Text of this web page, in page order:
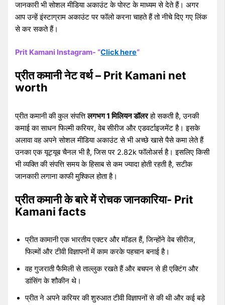
जानकारी भी सोशल मीडिया अकाउंट के पोस्ट के माध्यम से देते हैं। अगर
आप उन्हें इंस्टाग्राम अकाउंट पर फॉलो करना चाहते हैं तो नीचे दिए गए लिंक
से कर सकते हैं।
Prit Kamani Instagram- “Click here“
प्रीत कमानी नेट वर्थ – Prit Kamani net
worth
प्रीत कमानी की कुल संपत्तिलगभग 1 मिलियन डॉलरहो सकती है, उनकी
कमाई का साधन फिल्मी करियर, वेब सीरीज और एडवर्टाइजमेंट है। इसके
अलावा वह अपने सोशल मीडिया अकाउंट से भी अच्छे खासे पैसे कमा लेते हैं
उनका एक यूट्यूब चैनल भी है, जिस पर 2.82k फॉलोअर्स है। इसलिए किसी
भी व्यक्ति की संपत्ति समय के हिसाब से कम ज्यादा होती रहती है, सटीक
जानकारी लगाना काफी मुश्किल होता है।
प्रीत कमानी के बारे में रोचक जानकारिया- Prit
Kamani facts
प्रीत कामानी एक भारतीय एक्टर और मॉडल हैं, जिन्होंने वेब सीरीज,
फिल्मों और टीवी विज्ञापनों में काम करके पहचान बनाई है।
वह गुजराती फैमिली से ताल्लुक रखते हैं और बचपन से ही एक्टिंग और
डांसिंग के शौकीन थे।
प्रीत ने अपने करियर की शुरुआत टीवी विज्ञापनों से की थी और कई बड़े